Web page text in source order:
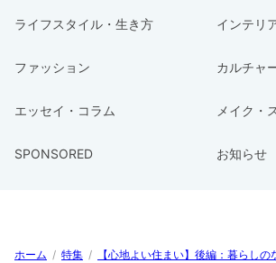
ライフスタイル・生き方 インテリ
ファッション カルチャ
エッセイ・コラム メイク・
SPONSORED お知らせ
ホーム / 特集 /
【心地よい住まい】後編：暮らしの